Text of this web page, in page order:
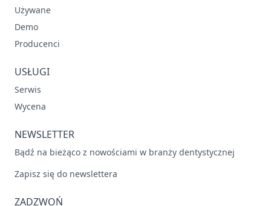
Używane
Demo
Producenci
USŁUGI
Serwis
Wycena
NEWSLETTER
Bądź na bieżąco z nowościami w branży dentystycznej
Zapisz się do newslettera
ZADZWOŃ